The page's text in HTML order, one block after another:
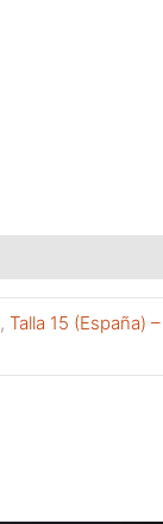
,Talla 15 (España)